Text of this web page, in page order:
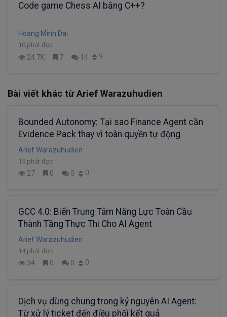
Code game Chess AI bằng C++?
Hoang Minh Dai
10 phút đọc
24.7K 7 14 9
Bài viết khác từ Arief Warazuhudien
Bounded Autonomy: Tại sao Finance Agent cần
Evidence Pack thay vì toàn quyền tự động
Arief Warazuhudien
15 phút đọc
27 0 0 0
GCC 4.0: Biến Trung Tâm Năng Lực Toàn Cầu
Thành Tầng Thực Thi Cho AI Agent
Arief Warazuhudien
14 phút đọc
34 0 0 0
Dịch vụ dùng chung trong kỷ nguyên AI Agent:
Từ xử lý ticket đến điều phối kết quả